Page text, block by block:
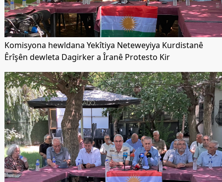
Komisyona hewldana Yekîtiya Neteweyiya Kurdistanê
Êrîşên dewleta Dagirker a Îranê Protesto Kir